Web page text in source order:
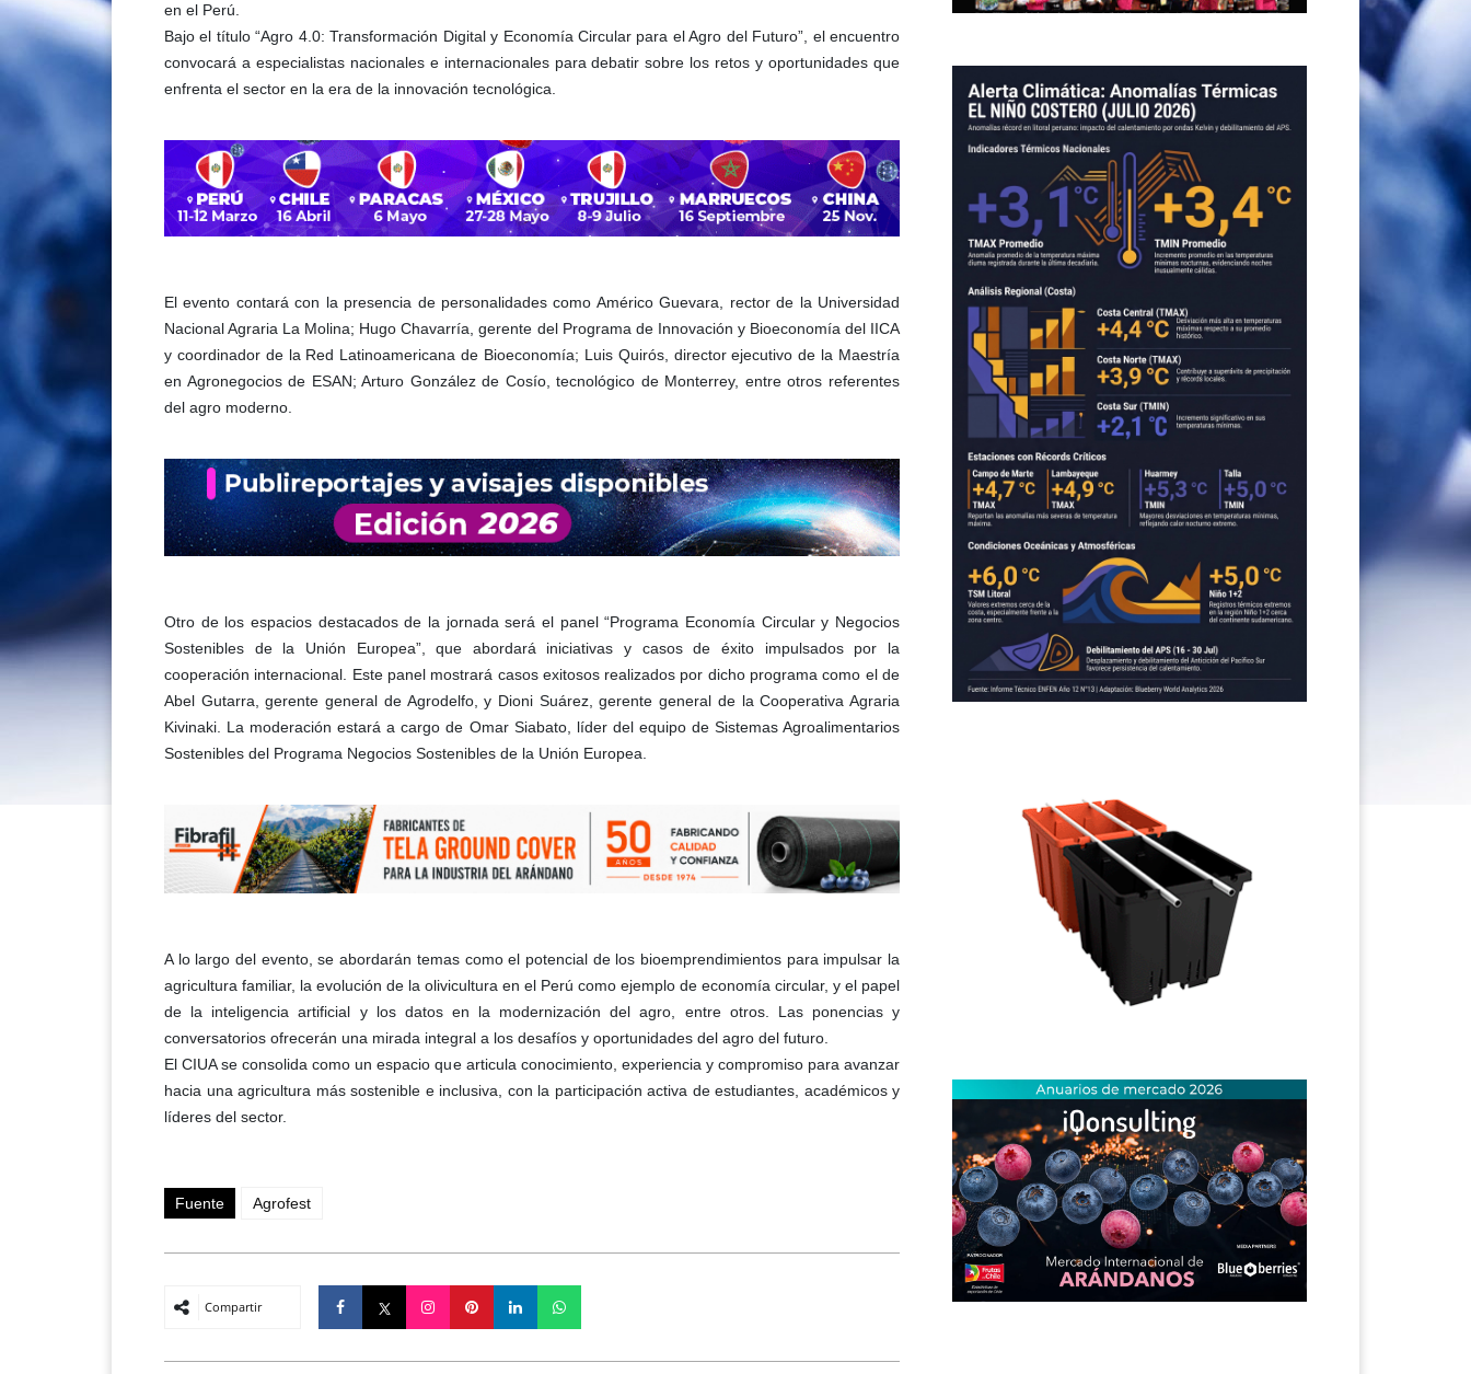
en el Perú.
Bajo el título “Agro 4.0: Transformación Digital y Economía Circular para el Agro del Futuro”, el encuentro
convocará a especialistas nacionales e internacionales para debatir sobre los retos y oportunidades que
enfrenta el sector en la era de la innovación tecnológica.
El evento contará con la presencia de personalidades como Américo Guevara, rector de la Universidad
Nacional Agraria La Molina; Hugo Chavarría, gerente del Programa de Innovación y Bioeconomía del IICA
y coordinador de la Red Latinoamericana de Bioeconomía; Luis Quirós, director ejecutivo de la Maestría
en Agronegocios de ESAN; Arturo González de Cosío, tecnológico de Monterrey, entre otros referentes
del agro moderno.
Otro de los espacios destacados de la jornada será el panel “Programa Economía Circular y Negocios
Sostenibles de la Unión Europea”, que abordará iniciativas y casos de éxito impulsados por la
cooperación internacional. Este panel mostrará casos exitosos realizados por dicho programa como el de
Abel Gutarra, gerente general de Agrodelfo, y Dioni Suárez, gerente general de la Cooperativa Agraria
Kivinaki. La moderación estará a cargo de Omar Siabato, líder del equipo de Sistemas Agroalimentarios
Sostenibles del Programa Negocios Sostenibles de la Unión Europea.
A lo largo del evento, se abordarán temas como el potencial de los bioemprendimientos para impulsar la
agricultura familiar, la evolución de la olivicultura en el Perú como ejemplo de economía circular, y el papel
de la inteligencia artificial y los datos en la modernización del agro, entre otros. Las ponencias y
conversatorios ofrecerán una mirada integral a los desafíos y oportunidades del agro del futuro.
El CIUA se consolida como un espacio que articula conocimiento, experiencia y compromiso para avanzar
hacia una agricultura más sostenible e inclusiva, con la participación activa de estudiantes, académicos y
líderes del sector.
Fuente Agrofest
Compartir